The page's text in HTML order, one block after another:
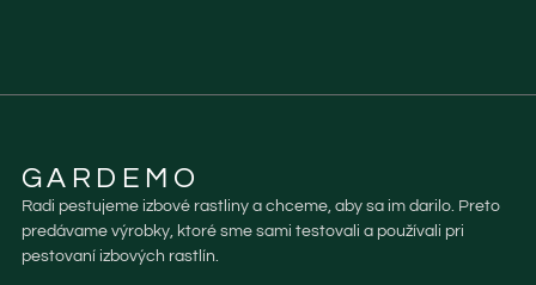
GARDEMO
Radi pestujeme izbové rastliny a chceme, aby sa im darilo. Preto
predávame výrobky, ktoré sme sami testovali a používali pri
pestovaní izbových rastlín.